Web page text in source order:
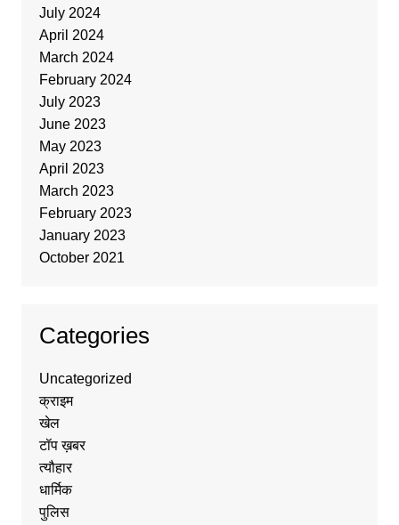
July 2024
April 2024
March 2024
February 2024
July 2023
June 2023
May 2023
April 2023
March 2023
February 2023
January 2023
October 2021
Categories
Uncategorized
क्राइम
खेल
टॉप ख़बर
त्यौहार
धार्मिक
पुलिस